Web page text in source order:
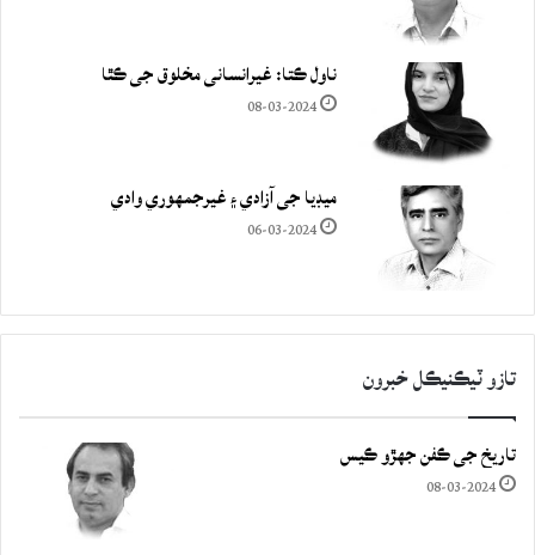
ناول ڪتا: غيرانساني مخلوق جي ڪٿا
08-03-2024
ميڊيا جي آزادي ۽ غيرجمھوري وادي
06-03-2024
تازو ٽيڪنيڪل خبرون
تاريخ جي ڪفن جھڙو ڪيس
08-03-2024